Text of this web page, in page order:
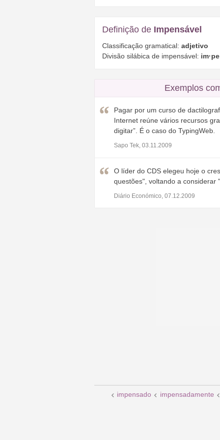
Definição de Impensável
Classificação gramatical: adjetivo
Divisão silábica de impensável:
Exemplos
Pagar por um curso de
Internet reúne vários recursos
digitar”. É o caso do TypingWeb.
Sapo Tek, 03.11.2009
O líder do CDS elegeu hoje o
questões", voltando a considerar "
Diário Económico, 07.12.2009
impensado impensadamente